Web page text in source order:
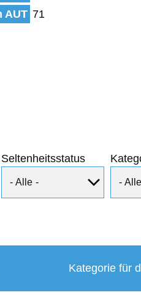
AUT 71
Seltenheitsstatus
Kategorie für